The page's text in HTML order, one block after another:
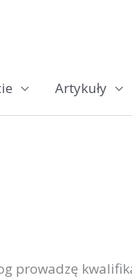
Artykuły
prowadzę